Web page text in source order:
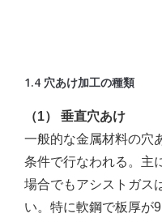
1.4 穴あけ加工の種類
（1） 垂直穴あけ
一般的な金属材料の穴
条件で行なわれる。主
場合でもアシストガス
い。特に軟鋼で板厚が